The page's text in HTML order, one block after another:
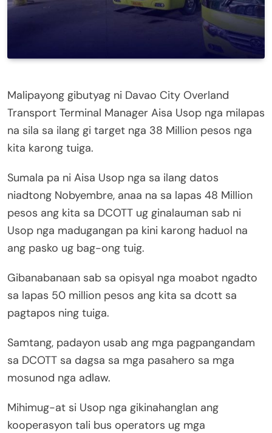
Malipayong gibutyag ni Davao City Overland
Transport Terminal Manager Aisa Usop nga milapas
na sila sa ilang gi target nga 38 Million pesos nga
kita karong tuiga.
Sumala pa ni Aisa Usop nga sa ilang datos
niadtong Nobyembre, anaa na sa lapas 48 Million
pesos ang kita sa DCOTT ug ginalauman sab ni
Usop nga madugangan pa kini karong haduol na
ang pasko ug bag-ong tuig.
Gibanabanaan sab sa opisyal nga moabot ngadto
sa lapas 50 million pesos ang kita sa dcott sa
pagtapos ning tuiga.
Samtang, padayon usab ang mga pagpangandam
sa DCOTT sa dagsa sa mga pasahero sa mga
mosunod nga adlaw.
Mihimug-at si Usop nga gikinahanglan ang
kooperasyon tali bus operators ug mga